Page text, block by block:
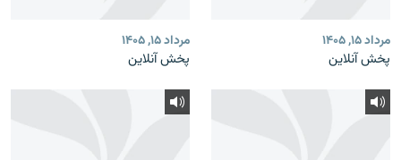
مرداد ۱۵, ۱۴۰۵
پخش آنلاین
مرداد ۱۵, ۱۴۰۵
پخش آنلاین